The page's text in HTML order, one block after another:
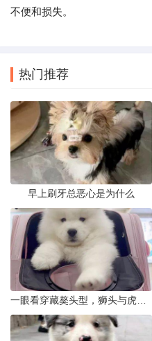
不便和损失。
热门推荐
早上刷牙总恶心是为什么